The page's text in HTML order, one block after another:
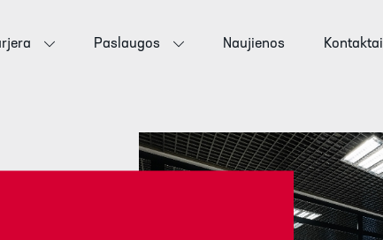
Paslaugos Naujienos Kontaktai